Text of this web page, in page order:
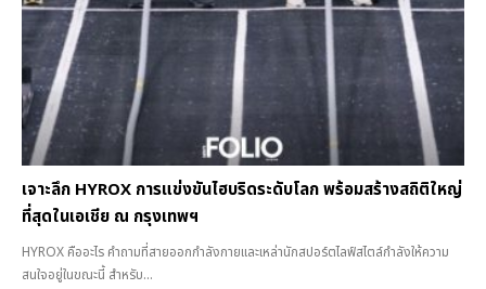
เจาะลึก HYROX การแข่งขันไฮบริดระดับโลก พร้อมสร้างสถิติใหญ่
ที่สุดในเอเชีย ณ กรุงเทพฯ
HYROX คืออะไร คำถามที่สายออกกำลังกายและเหล่านักสปอร์ตไลฟ์สไตล์กำลังให้ความ
สนใจอยู่ในขณะนี้ สำหรับ...